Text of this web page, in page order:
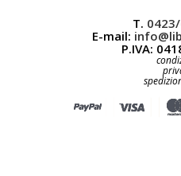
T.
E-mail:
P.IVA: